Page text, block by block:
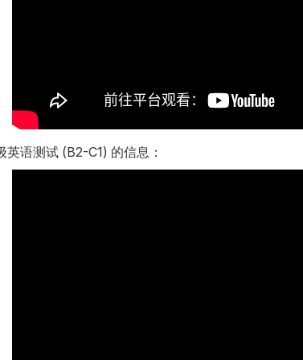
语测试 (B2-C1) 的信息：